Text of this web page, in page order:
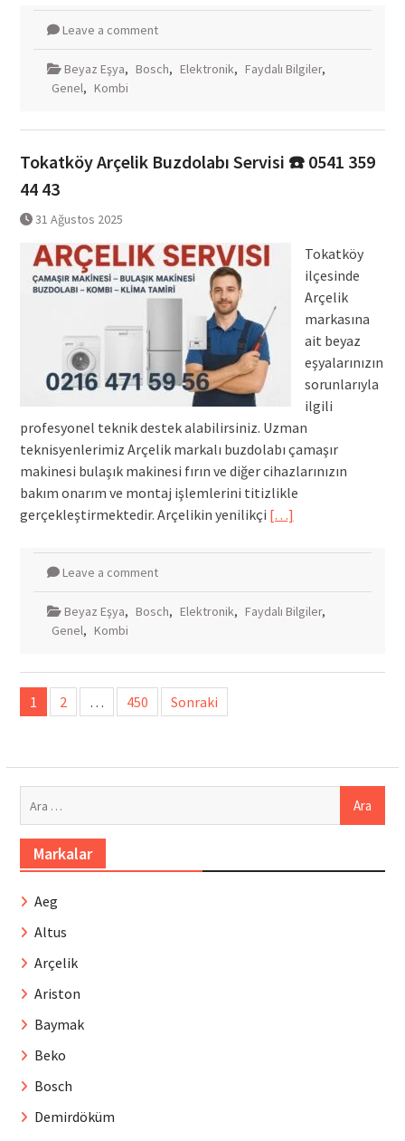
Leave a comment
Beyaz Eşya, Bosch, Elektronik, Faydalı Bilgiler,
Genel, Kombi
Tokatköy Arçelik Buzdolabı Servisi ☎️ 0541 359
44 43
31 Ağustos 2025
Tokatköy
ilçesinde
Arçelik
markasına
ait beyaz
eşyalarınızın
sorunlarıyla
ilgili
profesyonel teknik destek alabilirsiniz. Uzman
teknisyenlerimiz Arçelik markalı buzdolabı çamaşır
makinesi bulaşık makinesi fırın ve diğer cihazlarınızın
bakım onarım ve montaj işlemlerini titizlikle
gerçekleştirmektedir. Arçelikin yenilikçi […]
Leave a comment
Beyaz Eşya, Bosch, Elektronik, Faydalı Bilgiler,
Genel, Kombi
Yazı
sayfalandırması
1 2 … 450 Sonraki
Markalar
Aeg
Altus
Arçelik
Ariston
Baymak
Beko
Bosch
Demirdöküm